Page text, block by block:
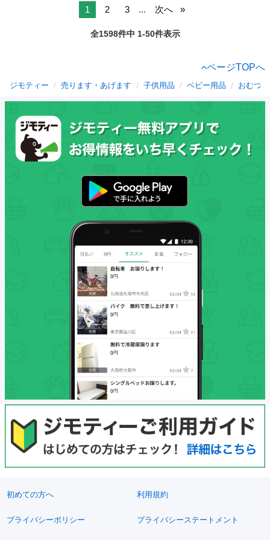
1 2 3 ... 次へ
全1598件中 1-50件表示
ページTOPへ
ジモティー 売ります・あげます 子供用品 ベビー用品 おむつ
初めての方へ 利用規約
プライバシーポリシー プライバシーステートメント